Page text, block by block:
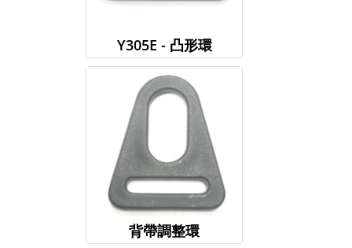
Y305E - 凸形環
背帶調整環